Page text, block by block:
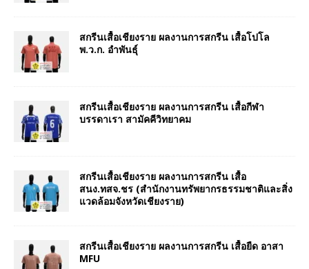
สกรีนเสื้อเชียงราย ผลงานการสกรีน เสื้อโปโล
พ.ว.ก. อำพันธุ์
สกรีนเสื้อเชียงราย ผลงานการสกรีน เสื้อกีฬา
บรรดาเรา สามัคคีวิทยาคม
สกรีนเสื้อเชียงราย ผลงานการสกรีน เสื้อ
สนง.ทสจ.ชร (สำนักงานทรัพยากรธรรมชาติและสิ่ง
แวดล้อมจังหวัดเชียงราย)
สกรีนเสื้อเชียงราย ผลงานการสกรีน เสื้อยืด อาสา
MFU